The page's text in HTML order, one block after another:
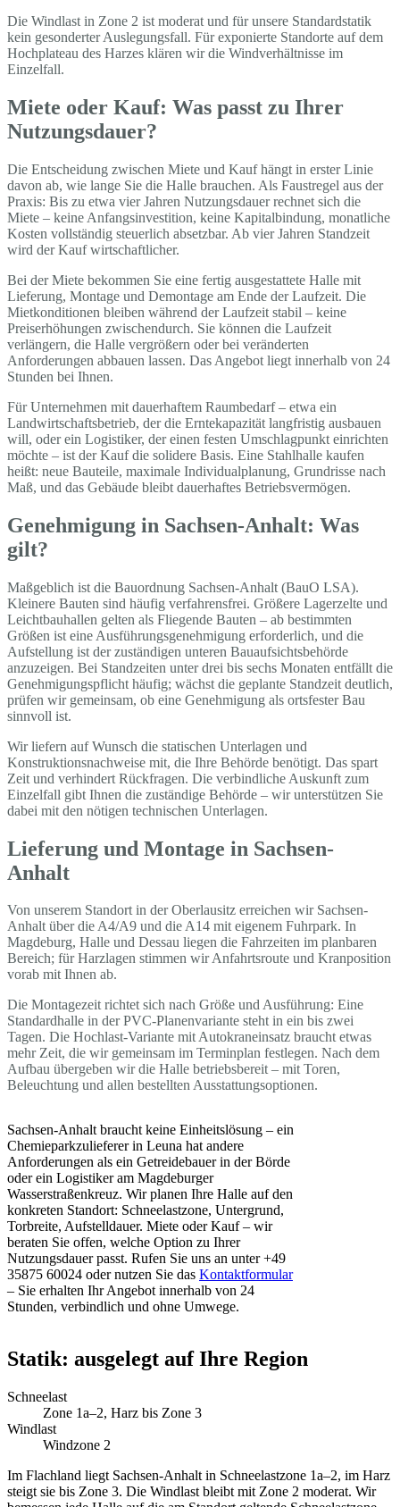
Die Windlast in Zone 2 ist moderat und für unsere Standardstatik
kein gesonderter Auslegungsfall. Für exponierte Standorte auf dem
Hochplateau des Harzes klären wir die Windverhältnisse im
Einzelfall.
Miete oder Kauf: Was passt zu Ihrer
Nutzungsdauer?
Die Entscheidung zwischen Miete und Kauf hängt in erster Linie
davon ab, wie lange Sie die Halle brauchen. Als Faustregel aus der
Praxis: Bis zu etwa vier Jahren Nutzungsdauer rechnet sich die
Miete – keine Anfangsinvestition, keine Kapitalbindung, monatliche
Kosten vollständig steuerlich absetzbar. Ab vier Jahren Standzeit
wird der Kauf wirtschaftlicher.
Bei der Miete bekommen Sie eine fertig ausgestattete Halle mit
Lieferung, Montage und Demontage am Ende der Laufzeit. Die
Mietkonditionen bleiben während der Laufzeit stabil – keine
Preiserhöhungen zwischendurch. Sie können die Laufzeit
verlängern, die Halle vergrößern oder bei veränderten
Anforderungen abbauen lassen. Das Angebot liegt innerhalb von 24
Stunden bei Ihnen.
Für Unternehmen mit dauerhaftem Raumbedarf – etwa ein
Landwirtschaftsbetrieb, der die Erntekapazität langfristig ausbauen
will, oder ein Logistiker, der einen festen Umschlagpunkt einrichten
möchte – ist der Kauf die solidere Basis. Eine Stahlhalle kaufen
heißt: neue Bauteile, maximale Individualplanung, Grundrisse nach
Maß, und das Gebäude bleibt dauerhaftes Betriebsvermögen.
Genehmigung in Sachsen-Anhalt: Was
gilt?
Maßgeblich ist die Bauordnung Sachsen-Anhalt (BauO LSA).
Kleinere Bauten sind häufig verfahrensfrei. Größere Lagerzelte und
Leichtbauhallen gelten als Fliegende Bauten – ab bestimmten
Größen ist eine Ausführungsgenehmigung erforderlich, und die
Aufstellung ist der zuständigen unteren Bauaufsichtsbehörde
anzuzeigen. Bei Standzeiten unter drei bis sechs Monaten entfällt die
Genehmigungspflicht häufig; wächst die geplante Standzeit deutlich,
prüfen wir gemeinsam, ob eine Genehmigung als ortsfester Bau
sinnvoll ist.
Wir liefern auf Wunsch die statischen Unterlagen und
Konstruktionsnachweise mit, die Ihre Behörde benötigt. Das spart
Zeit und verhindert Rückfragen. Die verbindliche Auskunft zum
Einzelfall gibt Ihnen die zuständige Behörde – wir unterstützen Sie
dabei mit den nötigen technischen Unterlagen.
Lieferung und Montage in Sachsen-
Anhalt
Von unserem Standort in der Oberlausitz erreichen wir Sachsen-
Anhalt über die A4/A9 und die A14 mit eigenem Fuhrpark. In
Magdeburg, Halle und Dessau liegen die Fahrzeiten im planbaren
Bereich; für Harzlagen stimmen wir Anfahrtsroute und Kranposition
vorab mit Ihnen ab.
Die Montagezeit richtet sich nach Größe und Ausführung: Eine
Standardhalle in der PVC-Planenvariante steht in ein bis zwei
Tagen. Die Hochlast-Variante mit Autokraneinsatz braucht etwas
mehr Zeit, die wir gemeinsam im Terminplan festlegen. Nach dem
Aufbau übergeben wir die Halle betriebsbereit – mit Toren,
Beleuchtung und allen bestellten Ausstattungsoptionen.
Sachsen-Anhalt braucht keine Einheitslösung – ein
Chemieparkzulieferer in Leuna hat andere
Anforderungen als ein Getreidebauer in der Börde
oder ein Logistiker am Magdeburger
Wasserstraßenkreuz. Wir planen Ihre Halle auf den
konkreten Standort: Schneelastzone, Untergrund,
Torbreite, Aufstelldauer. Miete oder Kauf – wir
beraten Sie offen, welche Option zu Ihrer
Nutzungsdauer passt. Rufen Sie uns an unter +49
35875 60024 oder nutzen Sie das Kontaktformular
– Sie erhalten Ihr Angebot innerhalb von 24
Stunden, verbindlich und ohne Umwege.
Statik: ausgelegt auf Ihre Region
Schneelast
Zone 1a–2, Harz bis Zone 3
Windlast
Windzone 2
Im Flachland liegt Sachsen-Anhalt in Schneelastzone 1a–2, im Harz
steigt sie bis Zone 3. Die Windlast bleibt mit Zone 2 moderat. Wir